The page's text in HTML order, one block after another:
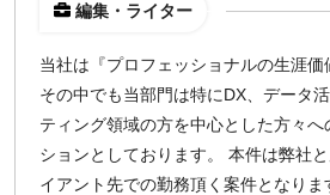
編集・ライター
当社は『プロフェッショナルの生涯価
その中でも当部門は特にDX、データ
ティング領域の方を中心とした方々へ
ションとしております。 本件は弊社
イアント先での勤務頂く案件となりま